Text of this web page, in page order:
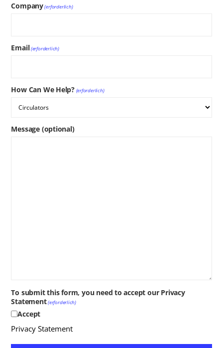
Company(erforderlich)
Email(erforderlich)
How Can We Help? (erforderlich)
Message (optional)
To submit this form, you need to accept our Privacy
Statement(erforderlich)
Accept
Privacy Statement